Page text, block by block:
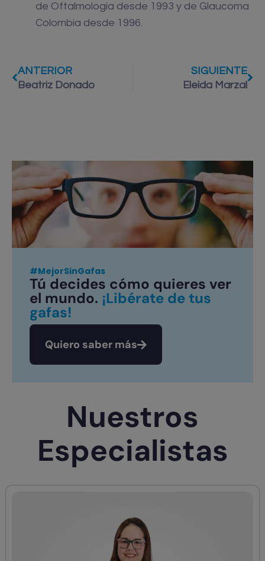
de Oftalmología desde 1993 y de Glaucoma
Colombia desde 1996.
ANTERIOR
Beatriz Donado
SIGUIENTE
Eleida Marzal
#MejorSinGafas
Tú decides cómo quieres ver
el mundo. ¡Libérate de tus
gafas!
Quiero saber más
Nuestros
Especialistas